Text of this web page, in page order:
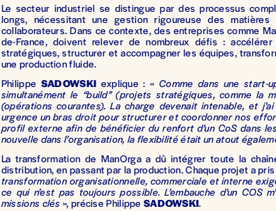
Le secteur industriel se distingue par des processus
longs, nécessitant une gestion rigoureuse des
collaborateurs. Dans ce contexte, des entreprises comme
de-France, doivent relever de nombreux défis :
stratégiques, structurer et accompagner les équipes,
une production fluide.
Philippe SADOWSKI explique : «Comme dans une start-
simultanément le “build” (projets stratégiques, comme la
(opérations courantes). La charge devenait intenable, et
urgence un bras droit pour structurer et coordonner nos
profil externe afin de bénéficier du renfort d’un CoS dans
nouvelle dans l’organisation, la flexibilité était un atout
La transformation de ManOrga a dû intégrer toute la
distribution, en passant par la production. Chaque projet a
transformation organisationnelle, commerciale et interne
ce qui n’est pas toujours possible. L’embauche d’un COS
missions clés », précise Philippe SADOWSKI.